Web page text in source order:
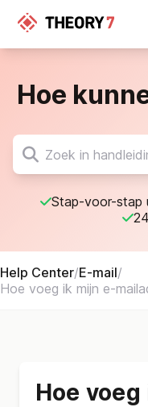
Hoe
Stap-voor-stap
Help Center/E-mail/
Hoe voeg ik mijn e-
Hoe